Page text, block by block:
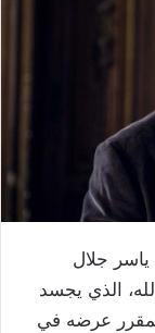
جلال
الذي يجسد
عرضه في